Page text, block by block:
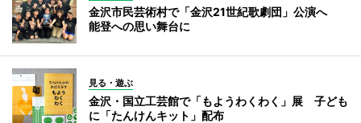
金沢市民芸術村で「金沢21世紀歌劇団」公演へ
能登への思い舞台に
見る・遊ぶ
金沢・国立工芸館で「もようわくわく」展 子ども
に「たんけんキット」配布